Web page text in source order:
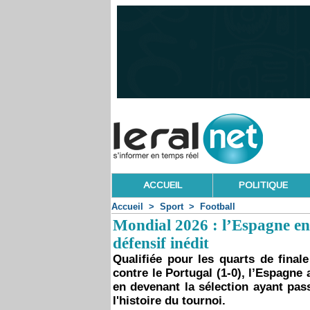
ACCUEIL POLITIQUE
Accueil > Sport > Football
Mondial 2026 : l’Espagne
défensif inédit
Qualifiée pour les quarts de
contre le Portugal (1-0),
en devenant la sélection ayant
l'histoire du tournoi.